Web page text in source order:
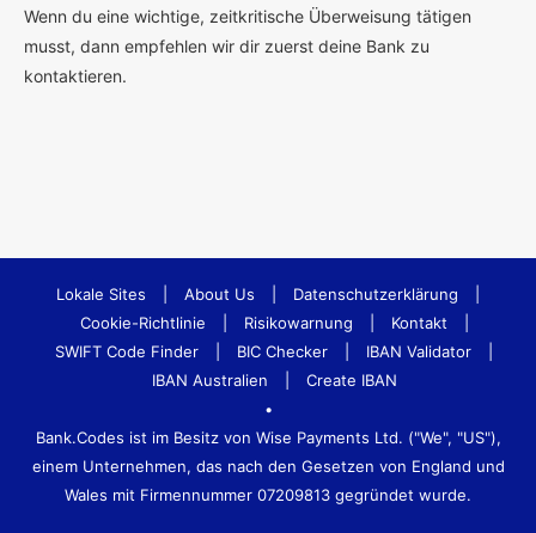
Wenn du eine wichtige, zeitkritische Überweisung tätigen
musst, dann empfehlen wir dir zuerst deine Bank zu
kontaktieren.
Lokale Sites About Us Datenschutzerklärung
Cookie-Richtlinie
Risikowarnung Kontakt
SWIFT Code Finder
BIC Checker IBAN Validator
IBAN Australien
Create IBAN
•
Bank.Codes ist im Besitz von Wise Payments Ltd. ("We", "US"),
einem Unternehmen, das nach den Gesetzen von England und
Wales mit Firmennummer 07209813 gegründet wurde.